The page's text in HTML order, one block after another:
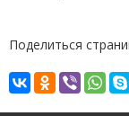
Поделиться